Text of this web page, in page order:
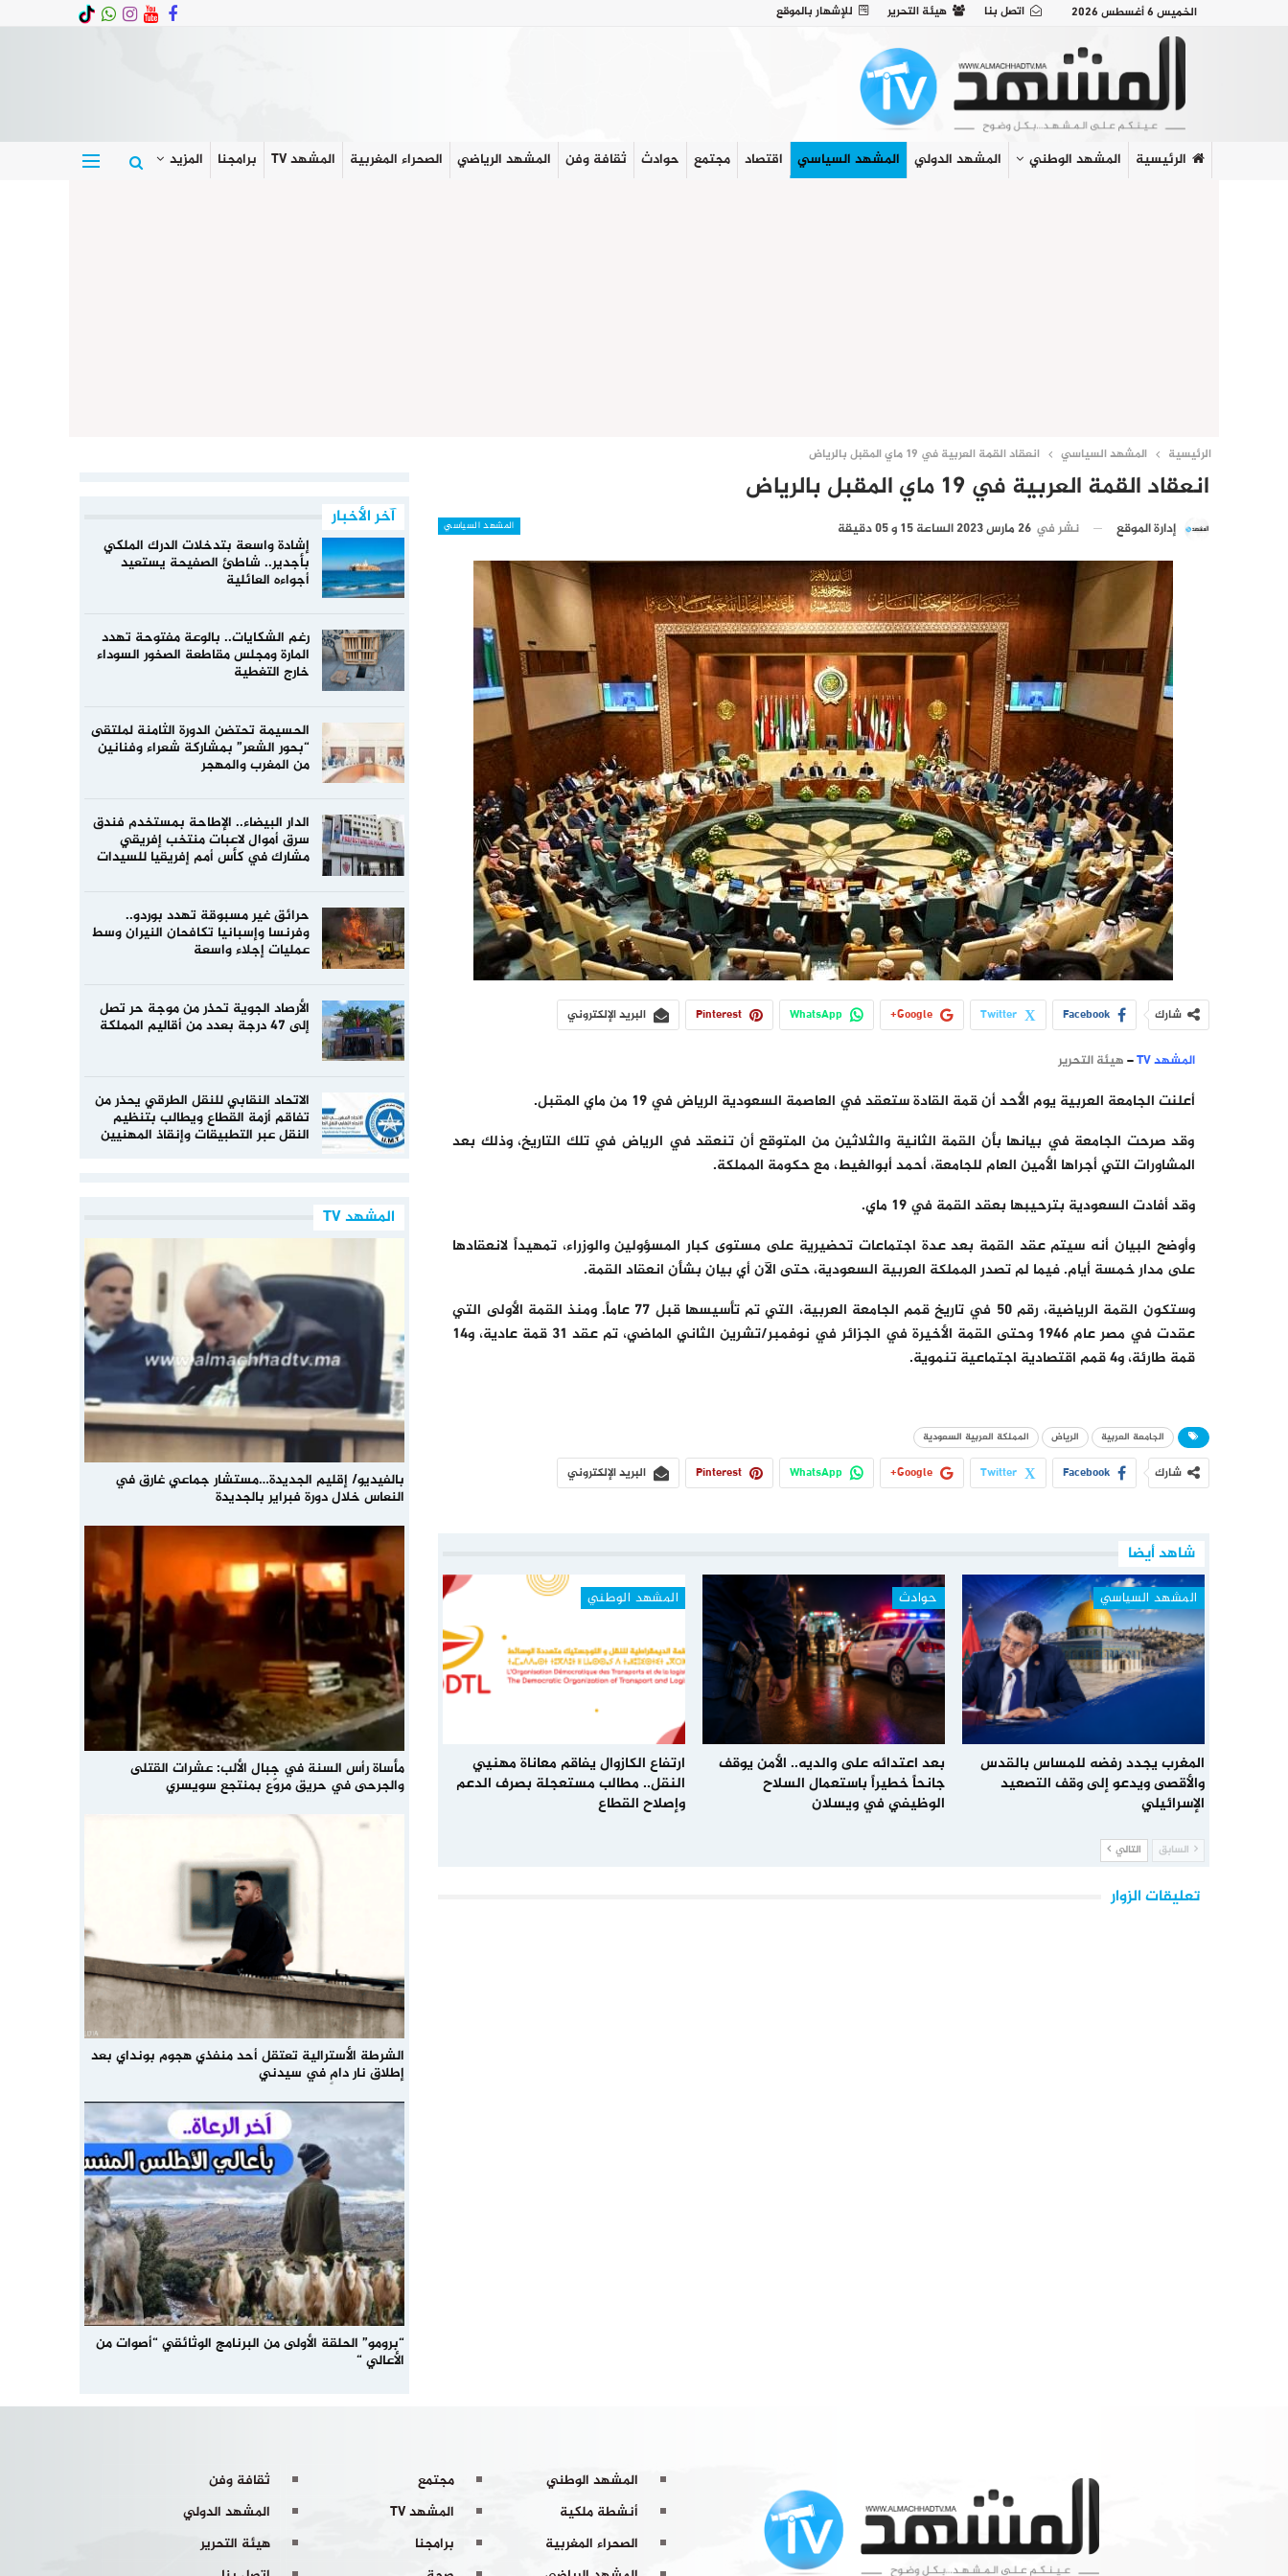
الخميس 6 أغسطس 2026 اتصل بنا هيئة التحرير للإشهار بالموقع
الرئيسية المشهد الوطني المشهد الدولي المشهد السياسي اقتصاد مجتمع حوادث ثقافة وفن المشهد الرياضي الصحراء المغربية المشهد TV برامجنا المزيد
الرئيسية المشهد السياسي انعقاد القمة العربية في 19 ماي المقبل بالرياض
انعقاد القمة العربية في 19 ماي المقبل بالرياض
المشهد السياسي إدارة الموقع نشر في 26 مارس 2023 الساعة 15 و 05 دقيقة
شارك Facebook
Twitter
Google+
WhatsApp
Pinterest البريد الإلكتروني
المشهد TV –هيئة التحرير
أعلنت الجامعة العربية يوم الأحد أن قمة القادة ستعقد في العاصمة السعودية الرياض في 19 من ماي المقبل.
وقد صرحت الجامعة في بيانها بأن القمة الثانية والثلاثين من المتوقع أن تنعقد في الرياض في تلك التاريخ، وذلك بعد
المشاورات التي أجراها الأمين العام للجامعة، أحمد أبوالغيط، مع حكومة المملكة.
وقد أفادت السعودية بترحيبها بعقد القمة في 19 ماي.
وأوضح البيان أنه سيتم عقد القمة بعد عدة اجتماعات تحضيرية على مستوى كبار المسؤولين والوزراء، تمهيداً لانعقادها
على مدار خمسة أيام. فيما لم تصدر المملكة العربية السعودية، حتى الآن أي بيان بشأن انعقاد القمة.
وستكون القمة الرياضية، رقم 50 في تاريخ قمم الجامعة العربية، التي تم تأسيسها قبل 77 عاماً. ومنذ القمة الأولى التي
عقدت في مصر عام 1946 وحتى القمة الأخيرة في الجزائر في نوفمبر/تشرين الثاني الماضي، تم عقد 31 قمة عادية، و14
قمة طارئة، و4 قمم اقتصادية اجتماعية تنموية.
الجامعة العربية الرياض المملكة العربية السعودية
شارك Facebook
Twitter
Google+
WhatsApp
Pinterest البريد الإلكتروني
شاهد أيضا
المشهد السياسي
المغرب يجدد رفضه للمساس بالقدس
والأقصى ويدعو إلى وقف التصعيد
الإسرائيلي
حوادث
بعد اعتدائه على والديه.. الأمن يوقف
جانحاً خطيراً باستعمال السلاح
الوظيفي في ويسلان
المشهد الوطني
ارتفاع الكازوال يفاقم معاناة مهنيي
النقل.. مطالب مستعجلة بصرف الدعم
وإصلاح القطاع
السابق التالي
تعليقات الزوار
آخر الأخبار
إشادة واسعة بتدخلات الدرك الملكي
بأجدير.. شاطئ الصفيحة يستعيد
أجواءه العائلية
رغم الشكايات.. بالوعة مفتوحة تهدد
المارة ومجلس مقاطعة الصخور السوداء
خارج التغطية
الحسيمة تحتضن الدورة الثامنة لملتقى
“بحور الشعر” بمشاركة شعراء وفنانين
من المغرب والمهجر
الدار البيضاء.. الإطاحة بمستخدم فندق
سرق أموال لاعبات منتخب إفريقي
مشارك في كأس أمم إفريقيا للسيدات
حرائق غير مسبوقة تهدد بوردو..
وفرنسا وإسبانيا تكافحان النيران وسط
عمليات إجلاء واسعة
الأرصاد الجوية تحذر من موجة حر تصل
إلى 47 درجة بعدد من أقاليم المملكة
الاتحاد النقابي للنقل الطرقي يحذر من
تفاقم أزمة القطاع ويطالب بتنظيم
النقل عبر التطبيقات وإنقاذ المهنيين
المشهد TV
بالفيديو/ إقليم الجديدة…مستشار جماعي غارق في
النعاس خلال دورة فبراير بالجديدة
مأساة رأس السنة في جبال الألب: عشرات القتلى
والجرحى في حريق مروّع بمنتجع سويسري
الشرطة الأسترالية تعتقل أحد منفذي هجوم بونداي بعد
إطلاق نار دامٍ في سيدني
“برومو” الحلقة الأولى من البرنامج الوثائقي “أصوات من
الأعالي “
المشهد الوطني
أنشطة ملكية
الصحراء المغربية
مجتمع
المشهد TV
برامجنا
ثقافة وفن
المشهد الدولي
هيئة التحرير